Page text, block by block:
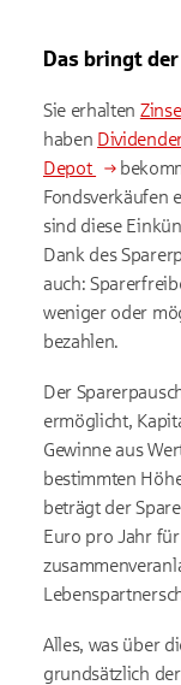
Das bringt
Sie erhalten
haben
Depot
Fondsverkäufen
sind diese
Dank des
auch:
weniger oder
bezahlen.
Der
ermöglicht,
Gewinne aus
bestimmten
beträgt der
Euro pro Jahr
Alles, was über
grundsätzlich der